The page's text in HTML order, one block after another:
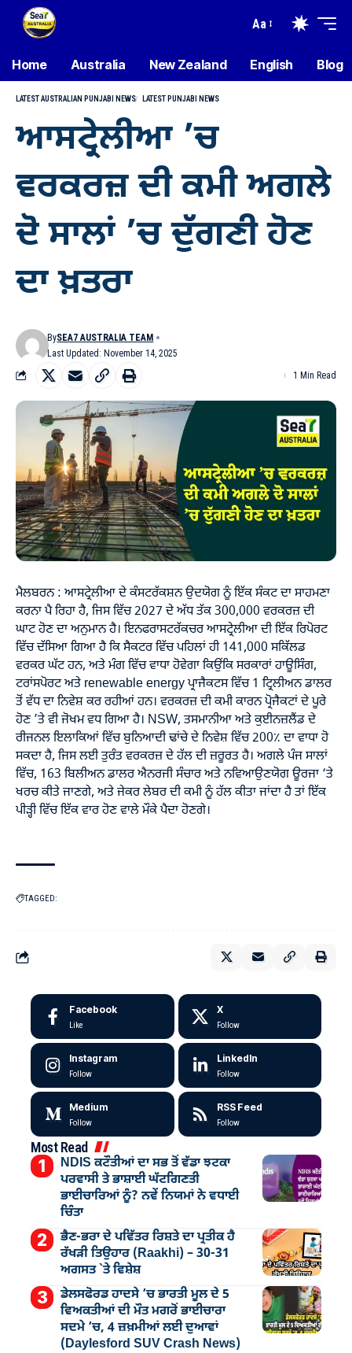
Aa
Home Australia New Zealand English Blog
LATEST AUSTRALIAN PUNJABI NEWS LATEST PUNJABI NEWS
ਆਸਟ੍ਰੇਲੀਆ ’ਚ
ਵਰਕਰਜ਼ ਦੀ ਕਮੀ ਅਗਲੇ
ਦੋ ਸਾਲਾਂ ’ਚ ਦੁੱਗਣੀ ਹੋਣ
ਦਾ ਖ਼ਤਰਾ
Last Updated: November 14, 2025
BySEA7 AUSTRALIA TEAM
1 Min Read
ਮੈਲਬਰਨ : ਆਸਟ੍ਰੇਲੀਆ ਦੇ ਕੰਸਟਰੱਕਸ਼ਨ ਉਦਯੋਗ ਨੂੰ ਇੱਕ ਸੰਕਟ ਦਾ ਸਾਹਮਣਾ
ਕਰਨਾ ਪੈ ਰਿਹਾ ਹੈ, ਜਿਸ ਵਿੱਚ 2027 ਦੇ ਅੱਧ ਤੱਕ 300,000 ਵਰਕਰਜ਼ ਦੀ
ਘਾਟ ਹੋਣ ਦਾ ਅਨੁਮਾਨ ਹੈ। ਇਨਫਰਾਸਟਰੱਕਚਰ ਆਸਟ੍ਰੇਲੀਆ ਦੀ ਇੱਕ ਰਿਪੋਰਟ
ਵਿੱਚ ਦੱਸਿਆ ਗਿਆ ਹੈ ਕਿ ਸੈਕਟਰ ਵਿੱਚ ਪਹਿਲਾਂ ਹੀ 141,000 ਸਕਿੱਲਡ
ਵਰਕਰ ਘੱਟ ਹਨ, ਅਤੇ ਮੰਗ ਵਿੱਚ ਵਾਧਾ ਹੋਵੇਗਾ ਕਿਉਂਕਿ ਸਰਕਾਰਾਂ ਹਾਊਸਿੰਗ,
ਟਰਾਂਸਪੋਰਟ ਅਤੇ renewable energy ਪ੍ਰਾਜੈਕਟਸ ਵਿੱਚ 1 ਟ੍ਰਿਲੀਅਨ ਡਾਲਰ
ਤੋਂ ਵੱਧ ਦਾ ਨਿਵੇਸ਼ ਕਰ ਰਹੀਆਂ ਹਨ। ਵਰਕਰਜ਼ ਦੀ ਕਮੀ ਕਾਰਨ ਪ੍ਰੋਜੈਕਟਾਂ ਦੇ ਪੂਰੇ
ਹੋਣ ’ਤੇ ਵੀ ਜੋਖਮ ਵਧ ਗਿਆ ਹੈ। NSW, ਤਸਮਾਨੀਆ ਅਤੇ ਕੁਈਨਜ਼ਲੈਂਡ ਦੇ
ਰੀਜਨਲ ਇਲਾਕਿਆਂ ਵਿੱਚ ਬੁਨਿਆਦੀ ਢਾਂਚੇ ਦੇ ਨਿਵੇਸ਼ ਵਿੱਚ 200٪ ਦਾ ਵਾਧਾ ਹੋ
ਸਕਦਾ ਹੈ, ਜਿਸ ਲਈ ਤੁਰੰਤ ਵਰਕਰਜ਼ ਦੇ ਹੱਲ ਦੀ ਜ਼ਰੂਰਤ ਹੈ। ਅਗਲੇ ਪੰਜ ਸਾਲਾਂ
ਵਿੱਚ, 163 ਬਿਲੀਅਨ ਡਾਲਰ ਐਨਰਜੀ ਸੰਚਾਰ ਅਤੇ ਨਵਿਆਉਣਯੋਗ ਊਰਜਾ ‘ਤੇ
ਖਰਚ ਕੀਤੇ ਜਾਣਗੇ, ਅਤੇ ਜੇਕਰ ਲੇਬਰ ਦੀ ਕਮੀ ਨੂੰ ਹੱਲ ਕੀਤਾ ਜਾਂਦਾ ਹੈ ਤਾਂ ਇੱਕ
ਪੀੜ੍ਹੀ ਵਿੱਚ ਇੱਕ ਵਾਰ ਹੋਣ ਵਾਲੇ ਮੌਕੇ ਪੈਦਾ ਹੋਣਗੇ।
TAGGED:
Facebook
Like
X
Follow
Instagram
Follow
LinkedIn
Follow
Medium
Follow
RSS Feed
Follow
Most Read
NDIS ਕਟੌਤੀਆਂ ਦਾ ਸਭ ਤੋਂ ਵੱਡਾ ਝਟਕਾ
ਪਰਵਾਸੀ ਤੇ ਭਾਸ਼ਾਈ ਘੱਟਗਿਣਤੀ
ਭਾਈਚਾਰਿਆਂ ਨੂੰ? ਨਵੇਂ ਨਿਯਮਾਂ ਨੇ ਵਧਾਈ
ਚਿੰਤਾ
ਭੈਣ-ਭਰਾ ਦੇ ਪਵਿੱਤਰ ਰਿਸ਼ਤੇ ਦਾ ਪ੍ਰਤੀਕ ਹੈ
ਰੱਖੜੀ ਤਿਉਹਾਰ (Raakhi) – 30-31
ਅਗਸਤ `ਤੇ ਵਿਸ਼ੇਸ਼
ਡੇਲਸਫੋਰਡ ਹਾਦਸੇ ’ਚ ਭਾਰਤੀ ਮੂਲ ਦੇ 5
ਵਿਅਕਤੀਆਂ ਦੀ ਮੌਤ ਮਗਰੋਂ ਭਾਈਚਾਰਾ
ਸਦਮੇ ’ਚ, 4 ਜ਼ਖ਼ਮੀਆਂ ਲਈ ਦੁਆਵਾਂ
(Daylesford SUV Crash News)